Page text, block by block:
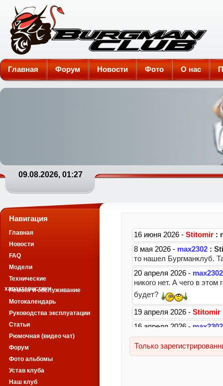
Burgman-Club
Главная Форум Новости Фото О нас
09.08.2026, 01:27
Навигация
Главная
Новости
FAQ
Модели
Технические
характеристики
Ремонт и обслуживание
Мотокалендарь
Руководства эксплуатации
Статьи
Рюмочная (видео чат)
Форум
Фото альбомы
Устав клуба
Наш клуб